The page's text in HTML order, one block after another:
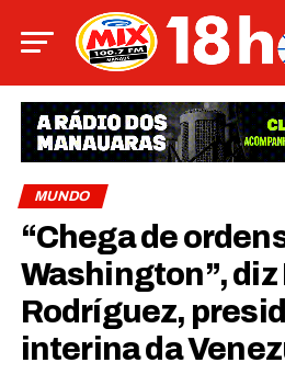
MUNDO
“Chega de
Washington”, diz
Rodríguez,
interina da